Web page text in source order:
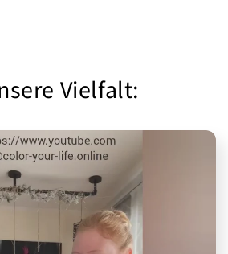
Vielfalt: